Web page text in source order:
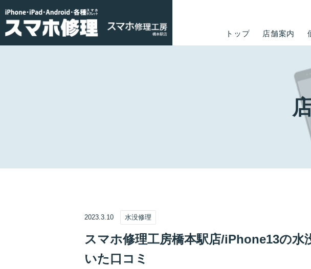
トップ 店舗案内
2023.3.10 水没修理
スマホ修理工房橋本駅店/iPhone13の水
いた口コミ